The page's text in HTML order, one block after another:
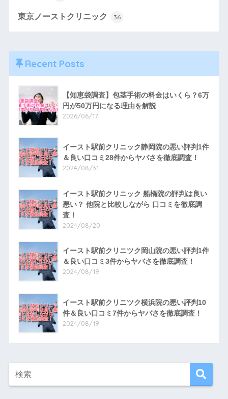
東京ノーストクリニック 36
Recent Posts
【知恵袋調査】包茎手術の料金はいくら？6万
円が50万円になる理由を解説
2026/06/17
イースト駅前クリニック静岡院の悪い評判1件
＆良い口コミ28件からヤバさを徹底調査！
2024/08/31
イースト駅前クリニック 船橋院の評判は良い
悪い？ 他院と比較しながら 口コミを徹底調
査！
2024/08/20
イースト駅前クリニツク岡山院の悪い評判1件
＆良い口コミ3件からヤバさを徹底調査！
2024/08/19
イースト駅前クリニツク横浜院の悪い評判10
件＆良い口コミ7件からヤバさを徹底調査！
2024/08/19